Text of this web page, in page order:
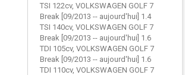
TSI 122cv, VOLKSWAGEN GOLF 7
Break [09/2013 -- aujourd'hui] 1.4
TSI 140cv, VOLKSWAGEN GOLF 7
Break [09/2013 -- aujourd'hui] 1.6
TDI 105cv, VOLKSWAGEN GOLF 7
Break [09/2013 -- aujourd'hui] 1.6
TDI 110cv, VOLKSWAGEN GOLF 7